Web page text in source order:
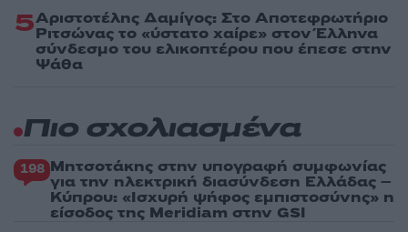
5Αριστοτέλης Δαμίγος: Στο Αποτεφρωτήριο
Ριτσώνας το «ύστατο χαίρε» στον Έλληνα
σύνδεσμο του ελικοπτέρου που έπεσε στην
Ψάθα
Πιο σχολιασμένα
198 Μητσοτάκης στην υπογραφή συμφωνίας
για την ηλεκτρική διασύνδεση Ελλάδας –
Κύπρου: «Ισχυρή ψήφος εμπιστοσύνης» η
είσοδος της Meridiam στην GSI